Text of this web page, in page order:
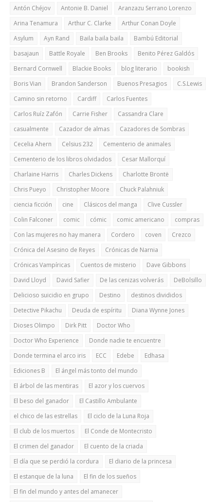
Antón Chéjov
Antonie B. Daniel
Aranzazu Serrano Lorenzo
Arina Tenamura
Arthur C. Clarke
Arthur Conan Doyle
Asylum
Ayn Rand Baila baila baila
Bambú Editorial
basajaun
Battle Royale Ben Brooks
Benito Pérez Galdós
Bernard Cornwell
Blackie Books blog literario
bookish
Boris Vian
Brandon Sanderson Buenos Presagios
C.S.Lewis
Camino sin retorno
Cardiff
Carlos Fuentes
Carlos Ruíz Zafón
Carrie Fisher
Cassandra Clare
casualmente
Cazador de almas
Cazadores de Sombras
Cecelia Ahern
Celsius 232
Cementerio de animales
Cementerio de los libros olvidados
Cesar Mallorquí
Charlaine Harris
Charles Dickens
Charlotte Brontë
Chris Pueyo
Christopher Moore
Chuck Palahniuk
ciencia ficción
cine Clásicos del manga
Clive Cussler
Colin Falconer
comic cómic comic americano
compras
Con las mujeres no hay manera
Cordero coven
Crezco
Crónica del Asesino de Reyes
Crónicas de Narnia
Crónicas Vampíricas
Cuentos de misterio
Dave Gibbons
David Lloyd
David Safier De las cenizas volverás
DeBolsillo
Delicioso suicidio en grupo
Destino
destinos divididos
Detective Pikachu
Deuda de espíritu
Diana Wynne Jones
Dioses Olimpo
Dirk Pitt
Doctor Who
Doctor Who Experience
Donde nadie te encuentre
Donde termina el arco iris
ECC Edebe
Edhasa
Ediciones B
El ángel más tonto del mundo
El árbol de las mentiras
El azor y los cuervos
El beso del ganador
El Castillo Ambulante
el chico de las estrellas
El ciclo de la Luna Roja
El club de los muertos
El Conde de Montecristo
El crimen del ganador
El cuento de la criada
El día que se perdió la cordura
El diario de la princesa
El estanque de la luna
El fin de los sueños
El fin del mundo y antes del amanecer